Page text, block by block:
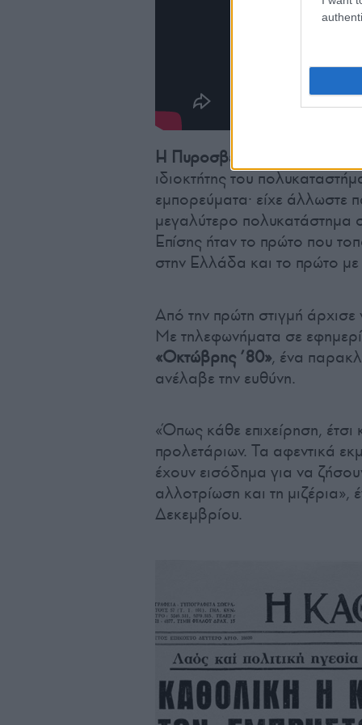
Η Πυροσβεστική υπολόγισε
ιδιοκτήτης του
εμπορεύματα· είχε
μεγαλύτερο πολυκατάστημα
Επίσης ήταν το πρώτο που
στην Ελλάδα και το πρώτο με
Από την πρώτη στιγμή άρχισε
Με τηλεφωνήματα σε
«Οκτώβρης ’80», ένα
ανέλαβε την ευθύνη.
«Όπως κάθε επιχείρηση, έτσι
προλετάριων. Τα αφεντικά
έχουν εισόδημα για να
αλλοτρίωση και τη
Δεκεμβρίου.